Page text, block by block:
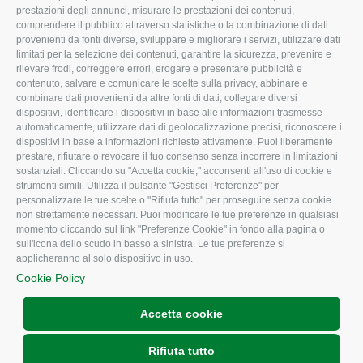
prestazioni degli annunci, misurare le prestazioni dei contenuti,
comprendere il pubblico attraverso statistiche o la combinazione di dati
provenienti da fonti diverse, sviluppare e migliorare i servizi, utilizzare dati
limitati per la selezione dei contenuti, garantire la sicurezza, prevenire e
rilevare frodi, correggere errori, erogare e presentare pubblicità e
contenuto, salvare e comunicare le scelte sulla privacy, abbinare e
combinare dati provenienti da altre fonti di dati, collegare diversi
dispositivi, identificare i dispositivi in base alle informazioni trasmesse
automaticamente, utilizzare dati di geolocalizzazione precisi, riconoscere i
dispositivi in base a informazioni richieste attivamente. Puoi liberamente
prestare, rifiutare o revocare il tuo consenso senza incorrere in limitazioni
sostanziali. Cliccando su "Accetta cookie," acconsenti all'uso di cookie e
strumenti simili. Utilizza il pulsante "Gestisci Preferenze" per
personalizzare le tue scelte o "Rifiuta tutto" per proseguire senza cookie
non strettamente necessari. Puoi modificare le tue preferenze in qualsiasi
momento cliccando sul link "Preferenze Cookie" in fondo alla pagina o
sull'icona dello scudo in basso a sinistra. Le tue preferenze si
applicheranno al solo dispositivo in uso.
Cookie Policy
Accetta cookie
Rifiuta tutto
I Nostri Servizi
Uffici della Sede
provinciale
Le Sedi di Zona
Agricoltori S.r.l.
Whistleblowing
Confagricoltura Rovigo e
Agricoltori srl
Ambiente
Associazione
CONFAGRICOLTURA
ATTIVA
Notizie in evidenza
Eventi
Comunicati Stampa
Video
Iscrizione Newsletter
Newsletter